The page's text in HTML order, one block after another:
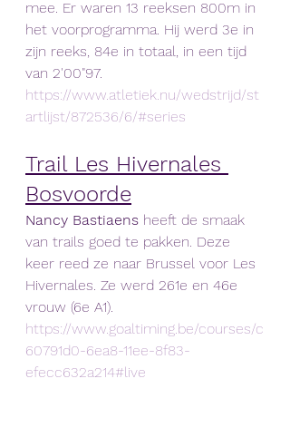
mee. Er waren 13 reeksen 800m in
het voorprogramma. Hij werd 3e in
zijn reeks, 84e in totaal, in een tijd
van 2'00"97.
https://www.atletiek.nu/wedstrijd/st
artlijst/872536/6/#series
Trail Les Hivernales
Bosvoorde
Nancy Bastiaens heeft de smaak
van trails goed te pakken. Deze
keer reed ze naar Brussel voor Les
Hivernales. Ze werd 261e en 46e
vrouw (6e A1).
https://www.goaltiming.be/courses/c
60791d0-6ea8-11ee-8f83-
efecc632a214#live